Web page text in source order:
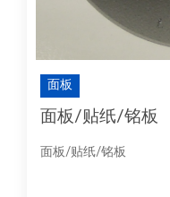
面板
面板/贴纸/铭板
面板/贴纸/铭板